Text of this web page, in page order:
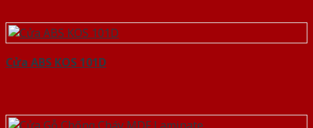
Cửa ABS KOS 101D